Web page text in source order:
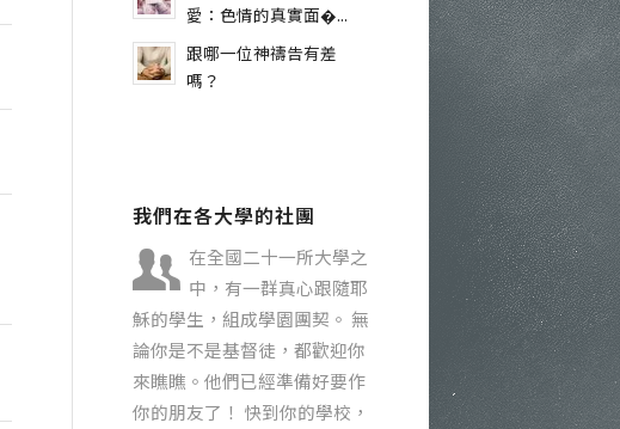
愛：色情的真實面�...
跟哪一位神禱告有差
嗎？
我們在各大學的社團
在全國二十一所大學之
中，有一群真心跟隨耶
穌的學生，組成學園團契。 無
論你是不是基督徒，都歡迎你
來瞧瞧。他們已經準備好要作
你的朋友了！ 快到你的學校，